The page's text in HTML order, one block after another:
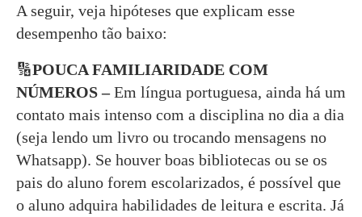
A seguir, veja hipóteses que explicam esse
desempenho tão baixo:
🔢POUCA FAMILIARIDADE COM
NÚMEROS –Em língua portuguesa, ainda há um
contato mais intenso com a disciplina no dia a dia
(seja lendo um livro ou trocando mensagens no
Whatsapp). Se houver boas bibliotecas ou se os
pais do aluno forem escolarizados, é possível que
o aluno adquira habilidades de leitura e escrita. Já